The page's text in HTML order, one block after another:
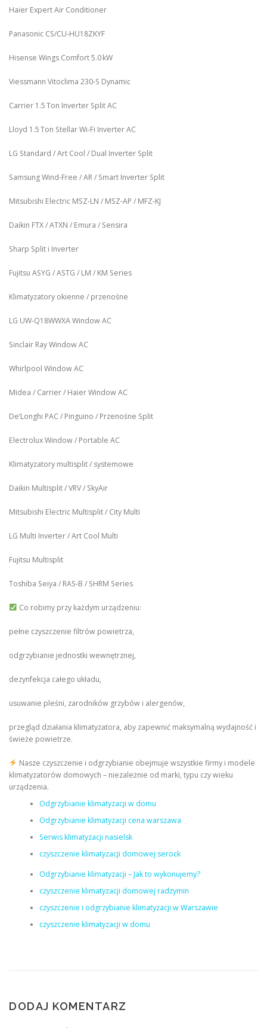
Haier Expert Air Conditioner
Panasonic CS/CU‑HU18ZKYF
Hisense Wings Comfort 5.0 kW
Viessmann Vitoclima 230‑S Dynamic
Carrier 1.5 Ton Inverter Split AC
Lloyd 1.5 Ton Stellar Wi‑Fi Inverter AC
LG Standard / Art Cool / Dual Inverter Split
Samsung Wind-Free / AR / Smart Inverter Split
Mitsubishi Electric MSZ‑LN / MSZ‑AP / MFZ-KJ
Daikin FTX / ATXN / Emura / Sensira
Sharp Split i Inverter
Fujitsu ASYG / ASTG / LM / KM Series
Klimatyzatory okienne / przenośne
LG UW‑Q18WWXA Window AC
Sinclair Ray Window AC
Whirlpool Window AC
Midea / Carrier / Haier Window AC
De’Longhi PAC / Pinguino / Przenośne Split
Electrolux Window / Portable AC
Klimatyzatory multisplit / systemowe
Daikin Multisplit / VRV / SkyAir
Mitsubishi Electric Multisplit / City Multi
LG Multi Inverter / Art Cool Multi
Fujitsu Multisplit
Toshiba Seiya / RAS-B / SHRM Series
Co robimy przy każdym urządzeniu:
pełne czyszczenie filtrów powietrza,
odgrzybianie jednostki wewnętrznej,
dezynfekcja całego układu,
usuwanie pleśni, zarodników grzybów i alergenów,
przegląd działania klimatyzatora, aby zapewnić maksymalną wydajność i
świeże powietrze.
Nasze czyszczenie i odgrzybianie obejmuje wszystkie firmy i modele
klimatyzatorów domowych – niezależnie od marki, typu czy wieku
urządzenia.
Odgrzybianie klimatyzacji w domu
Odgrzybianie klimatyzacji cena warszawa
Serwis klimatyzacji nasielsk
czyszczenie klimatyzacji domowej serock
Odgrzybianie klimatyzacji – Jak to wykonujemy?
czyszczenie klimatyzacji domowej radzymin
czyszczenie i odgrzybianie klimatyzacji w Warszawie
czyszczenie klimatyzacji w domu
DODAJ KOMENTARZ